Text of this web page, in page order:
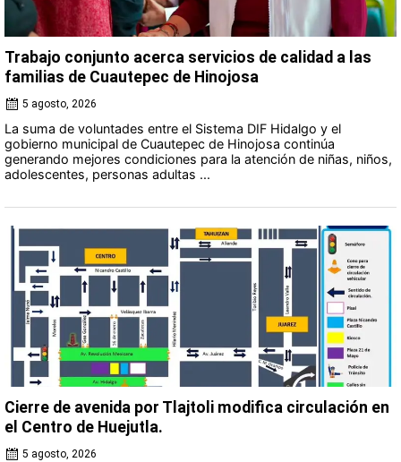
Trabajo conjunto acerca servicios de calidad a las
familias de Cuautepec de Hinojosa
5 agosto, 2026
La suma de voluntades entre el Sistema DIF Hidalgo y el
gobierno municipal de Cuautepec de Hinojosa continúa
generando mejores condiciones para la atención de niñas, niños,
adolescentes, personas adultas ...
Cierre de avenida por Tlajtoli modifica circulación en
el Centro de Huejutla.
5 agosto, 2026